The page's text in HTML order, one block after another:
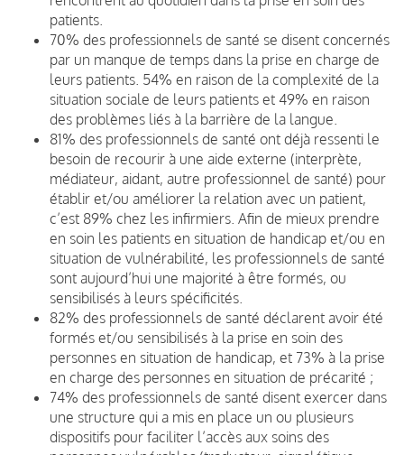
patients.
70% des professionnels de santé se disent concernés
par un manque de temps dans la prise en charge de
leurs patients. 54% en raison de la complexité de la
situation sociale de leurs patients et 49% en raison
des problèmes liés à la barrière de la langue.
81% des professionnels de santé ont déjà ressenti le
besoin de recourir à une aide externe (interprète,
médiateur, aidant, autre professionnel de santé) pour
établir et/ou améliorer la relation avec un patient,
c’est 89% chez les infirmiers. Afin de mieux prendre
en soin les patients en situation de handicap et/ou en
situation de vulnérabilité, les professionnels de santé
sont aujourd’hui une majorité à être formés, ou
sensibilisés à leurs spécificités.
82% des professionnels de santé déclarent avoir été
formés et/ou sensibilisés à la prise en soin des
personnes en situation de handicap, et 73% à la prise
en charge des personnes en situation de précarité ;
74% des professionnels de santé disent exercer dans
une structure qui a mis en place un ou plusieurs
dispositifs pour faciliter l’accès aux soins des